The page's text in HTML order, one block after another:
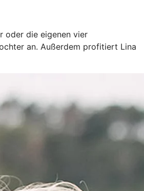
oder die eigenen vier
an. Außerdem profitiert Lina